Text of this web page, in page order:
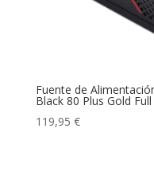
Fuente de
Black 80 Plus Gold
119,95 €